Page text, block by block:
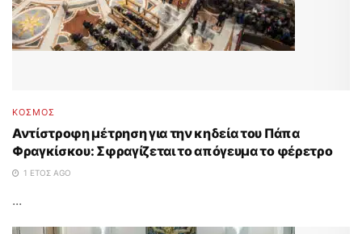
ΚΟΣΜΟΣ
Αντίστροφη μέτρηση για την κηδεία του Πάπα
Φραγκίσκου: Σφραγίζεται το απόγευμα το φέρετρο
1 ΈΤΟΣ AGO
...